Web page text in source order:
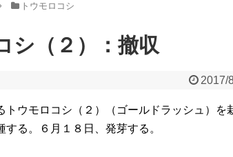
トウモロコシ
シ（２）：撤収
2017/
トウモロコシ（２）（ゴールドラッシュ）を
する。６月１８日、発芽する。